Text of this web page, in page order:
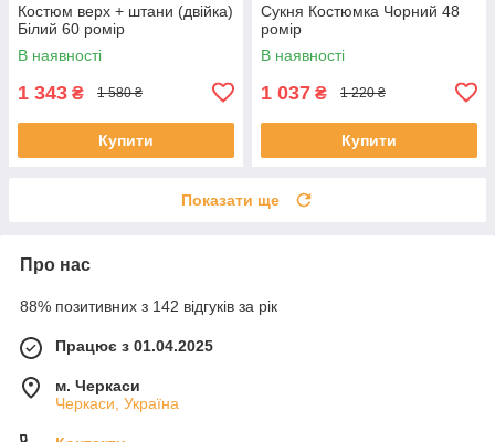
Костюм верх + штани (двійка)
Білий 60 ромір
В наявності
1 343 ₴ 1 580 ₴
Купити
Сукня Костюмка Чорний 48
ромір
В наявності
1 037 ₴ 1 220 ₴
Купити
Показати ще
Про нас
88% позитивних з 142 відгуків за рік
Працює з 01.04.2025
м. Черкаси
Черкаси, Україна